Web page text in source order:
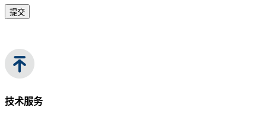
提交
技术服务